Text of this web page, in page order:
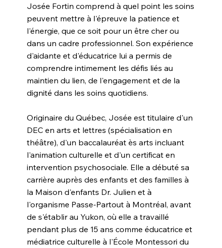
Josée Fortin comprend à quel point les soins
peuvent mettre à l'épreuve la patience et
l'énergie, que ce soit pour un être cher ou
dans un cadre professionnel. Son expérience
d'aidante et d'éducatrice lui a permis de
comprendre intimement les défis liés au
maintien du lien, de l'engagement et de la
dignité dans les soins quotidiens.
Originaire du Québec, Josée est titulaire d'un
DEC en arts et lettres (spécialisation en
théâtre), d'un baccalauréat ès arts incluant
l'animation culturelle et d'un certificat en
intervention psychosociale. Elle a débuté sa
carrière auprès des enfants et des familles à
la Maison d'enfants Dr. Julien et à
l'organisme Passe-Partout à Montréal, avant
de s'établir au Yukon, où elle a travaillé
pendant plus de 15 ans comme éducatrice et
médiatrice culturelle à l'École Montessori du